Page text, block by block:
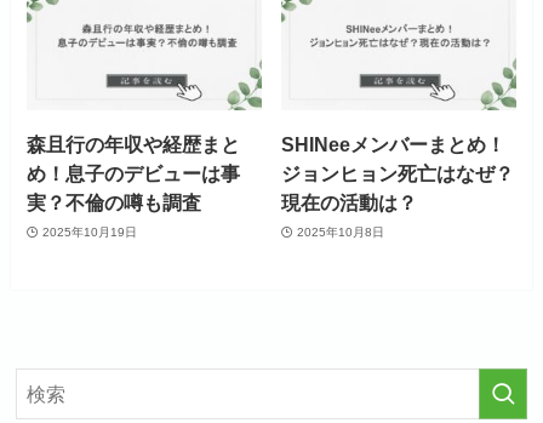
森且行の年収や経歴まと
め！息子のデビューは事
実？不倫の噂も調査
2025年10月19日
SHINeeメンバーまとめ！
ジョンヒョン死亡はなぜ？
現在の活動は？
2025年10月8日